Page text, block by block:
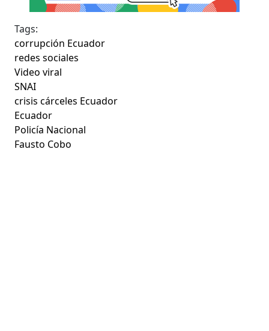
Tags:
corrupción Ecuador
redes sociales
Video viral
SNAI
crisis cárceles Ecuador
Ecuador
Policía Nacional
Fausto Cobo